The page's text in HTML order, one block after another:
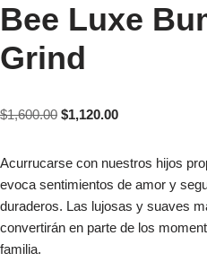
Bee Luxe
Grind
$1,600.00 $1,120.00
Acurrucarse con nuestros hijos
evoca sentimientos de amor y
duraderos. Las lujosas y suaves
convertirán en parte de los
familia.